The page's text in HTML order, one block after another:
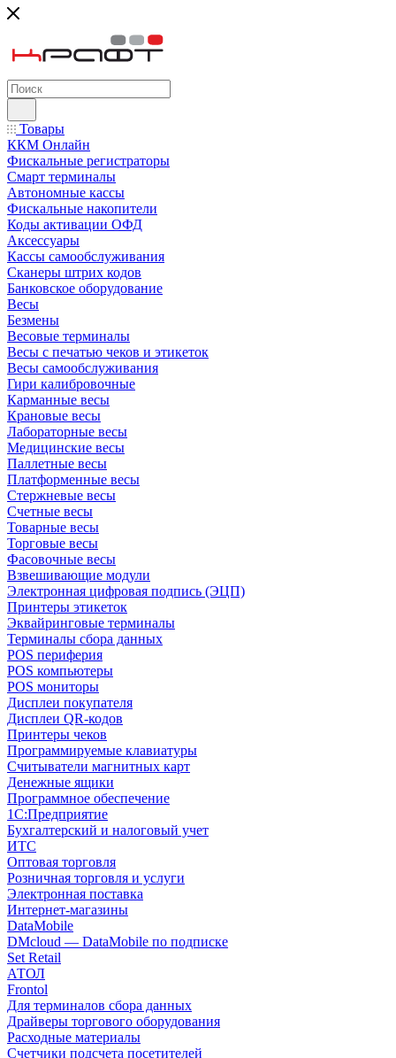
Товары
ККМ Онлайн
Фискальные регистраторы
Смарт терминалы
Автономные кассы
Фискальные накопители
Коды активации ОФД
Аксессуары
Кассы самообслуживания
Сканеры штрих кодов
Банковское оборудование
Весы
Безмены
Весовые терминалы
Весы с печатью чеков и этикеток
Весы самообслуживания
Гири калибровочные
Карманные весы
Крановые весы
Лабораторные весы
Медицинские весы
Паллетные весы
Платформенные весы
Стержневые весы
Счетные весы
Товарные весы
Торговые весы
Фасовочные весы
Взвешивающие модули
Электронная цифровая подпись (ЭЦП)
Принтеры этикеток
Эквайринговые терминалы
Терминалы сбора данных
POS периферия
POS компьютеры
POS мониторы
Дисплеи покупателя
Дисплеи QR-кодов
Принтеры чеков
Программируемые клавиатуры
Считыватели магнитных карт
Денежные ящики
Программное обеспечение
1С:Предприятие
Бухгалтерский и налоговый учет
ИТС
Оптовая торговля
Розничная торговля и услуги
Электронная поставка
Интернет-магазины
DataMobile
DMcloud — DataMobile по подписке
Set Retail
АТОЛ
Frontol
Для терминалов сбора данных
Драйверы торгового оборудования
Расходные материалы
Счетчики подсчета посетителей